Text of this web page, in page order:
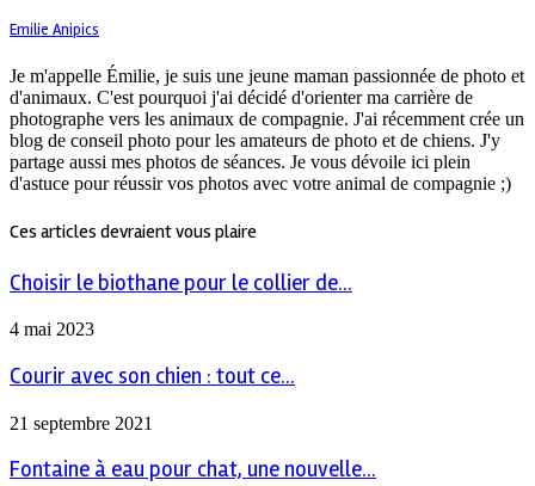
Emilie Anipics
Je m'appelle Émilie, je suis une jeune maman passionnée de photo et
d'animaux. C'est pourquoi j'ai décidé d'orienter ma carrière de
photographe vers les animaux de compagnie. J'ai récemment crée un
blog de conseil photo pour les amateurs de photo et de chiens. J'y
partage aussi mes photos de séances. Je vous dévoile ici plein
d'astuce pour réussir vos photos avec votre animal de compagnie ;)
Ces articles devraient vous plaire
Choisir le biothane pour le collier de...
4 mai 2023
Courir avec son chien : tout ce...
21 septembre 2021
Fontaine à eau pour chat, une nouvelle...